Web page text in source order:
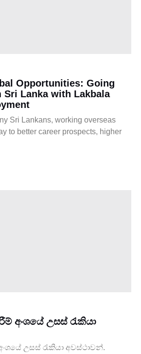
Opportunities: Going
Sri Lanka with Lakbala
Sri Lankans, working overseas
to better career prospects, higher
අංශයේ උසස් රැකියා
උසස් රැකියා අවස්ථාවන්.